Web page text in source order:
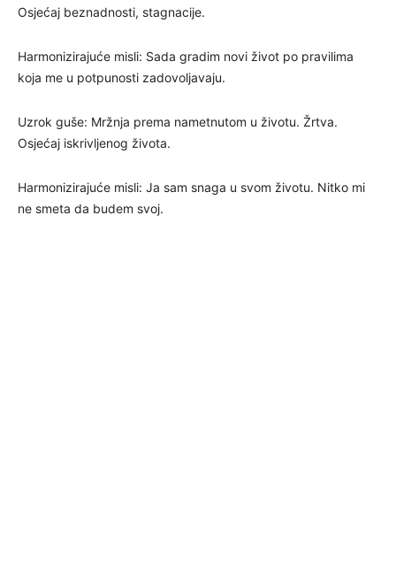
Osjećaj beznadnosti, stagnacije.
Harmonizirajuće misli: Sada gradim novi život po pravilima
koja me u potpunosti zadovoljavaju.
Uzrok guše: Mržnja prema nametnutom u životu. Žrtva.
Osjećaj iskrivljenog života.
Harmonizirajuće misli: Ja sam snaga u svom životu. Nitko mi
ne smeta da budem svoj.